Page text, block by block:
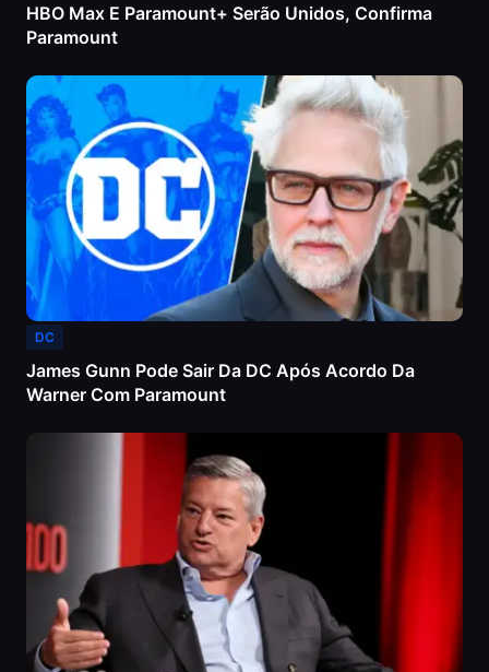
HBO Max E Paramount+ Serão Unidos, Confirma
Paramount
DC
James Gunn Pode Sair Da DC Após Acordo Da
Warner Com Paramount